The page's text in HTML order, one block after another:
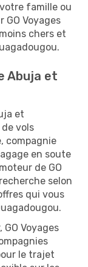
famille ou
GO Voyages
chers et
Abuja et
et
vols
compagnie
en soute
de GO
selon
qui vous
Voyages
le trajet